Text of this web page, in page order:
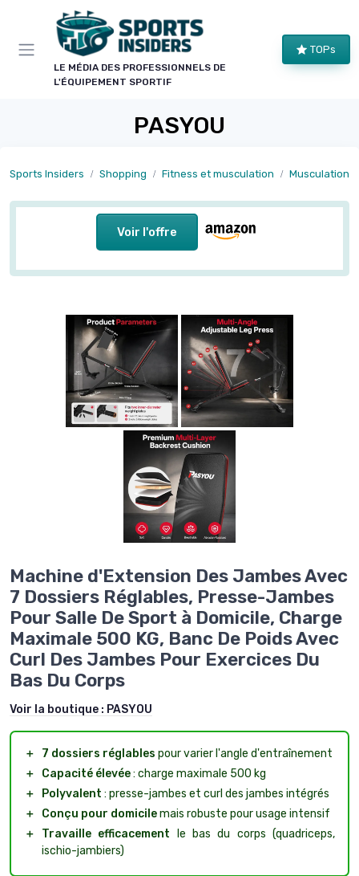
LE MÉDIA DES PROFESSIONNELS DE
L'ÉQUIPEMENT SPORTIF
TOPs
PASYOU
Sports Insiders Shopping Fitness et musculation Musculation
Voir l'offre
Machine d'Extension Des Jambes Avec
7 Dossiers Réglables, Presse-Jambes
Pour Salle De Sport à Domicile, Charge
Maximale 500 KG, Banc De Poids Avec
Curl Des Jambes Pour Exercices Du
Bas Du Corps
Voir la boutique : PASYOU
＋ 7 dossiers réglables pour varier l'angle d'entraînement
＋
Capacité élevée: charge maximale 500 kg
＋
Polyvalent : presse-jambes et curl des jambes intégrés
＋
Conçu pour domicilemais robuste pour usage intensif
＋
Travaille efficacement le bas du corps (quadriceps,
ischio-jambiers)
Panneau de gestion des cookies